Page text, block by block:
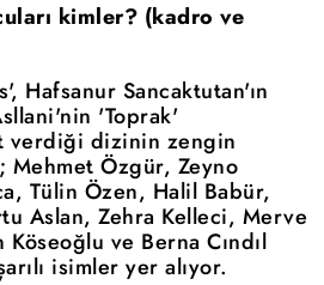
kimler? (kadro ve
Hafsanur Sancaktutan'ın
'Toprak'
verdiği dizinin zengin
Mehmet Özgür, Zeyno
Tülin Özen, Halil Babür,
Aslan, Zehra Kelleci, Merve
ve Berna Cındıl
isimler yer alıyor.